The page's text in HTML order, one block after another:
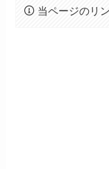
当ページのリ